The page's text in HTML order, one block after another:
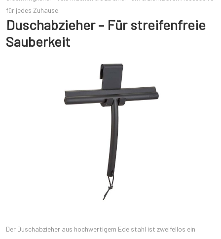
für jedes Zuhause.
Duschabzieher – Für streifenfreie
Sauberkeit
Der Duschabzieher aus hochwertigem Edelstahl ist zweifellos ein